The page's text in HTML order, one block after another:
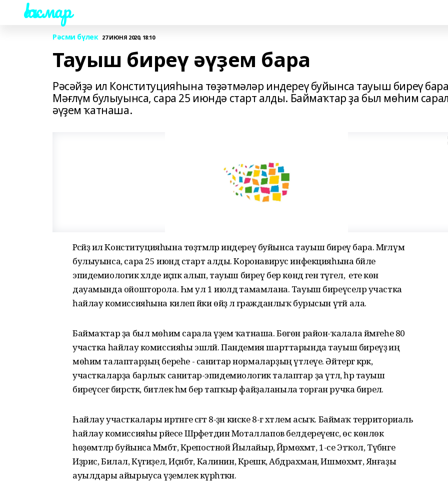
Һаҡмар
Рәсми бүлек 27 ИЮНЯ 2020, 18:10
Тауыш биреү әүҙем бара
Рәсәйҙә ил Конституцияһына төҙәтмәләр индереү буйынса тауыш биреү
Мәғлүм булыуынса, сара 25 июндә старт алды. Баймаҡтар ҙа был мөһим
әүҙем ҡатнаша.
Рәсәйҙә ил Конституцияһына төҙәтмәләр индереү буйынса тауыш биреү бара. Мәғлүм
булыуынса, сара 25 июндә старт алды. Коронавирус инфекцияһына бәйле
эпидемиологик хәлде иҫәпкә алып, тауыш биреү бер көндә генә түгел, ә ете көн
дауамында ойошторола. Һәм ул 1 июлдә тамамлана. Тауыш биреүселәр участка
һайлау комиссияһына килеп йәки өйҙә лә гражданлыҡ бурысын үтәй ала.
Баймаҡтар ҙа был мөһим сарала әүҙем ҡатнаша. Бөгөн район-ҡалала йәмғеһе 80
участка һайлау комиссияһы эшләй. Пандемия шарттарында тауыш биреүҙә иң
мөһим талаптарҙың береһе - санитар нормаларҙың үтәлеүе. Әйтергә кәрәк,
участкаларҙа барлыҡ санитар-эпидемиологик талаптар ҙа үтәлә, һәр тауыш
биреүсегә бирсәткә, битлек һәм бер тапҡыр файҙаланыла торған ручка бирелә.
Һайлау участкалары иртәнге сәғәт 8-ҙән киске 8-гә хәтлем асыҡ. Баймаҡ территориаль
һайлау комиссияһы рәйесе Шәрәфетдин Моталлапов белдереүенсә, өс көнлөк
һөҙөмтәләр буйынса Мәмбәт, Крепостной Йылайыр, Йәрмөхәмәт, 1-се Этҡол, Түбәнге
Иҙрис, Билал, Күгиҙел, Иҫәнбәт, Калинин, Кәрешкә, Абдрахман, Ишмөхәмәт, Янғаҙы
ауылдары айырыуса әүҙемлек күрһәткән.